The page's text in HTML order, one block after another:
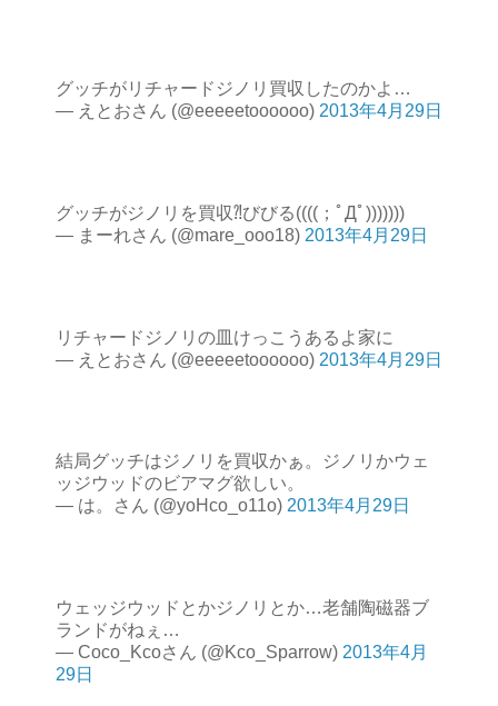
グッチがリチャードジノリ買収したのかよ…
— えとおさん (@eeeeetoooooo) 2013年4月29日
グッチがジノリを買収⁈びびる((((；ﾟДﾟ)))))))
— まーれさん (@mare_ooo18) 2013年4月29日
リチャードジノリの皿けっこうあるよ家に
— えとおさん (@eeeeetoooooo) 2013年4月29日
結局グッチはジノリを買収かぁ。ジノリかウェ
ッジウッドのビアマグ欲しい。
— は。さん (@yoHco_o11o) 2013年4月29日
ウェッジウッドとかジノリとか…老舗陶磁器ブ
ランドがねぇ…
— Coco_Kcoさん (@Kco_Sparrow) 2013年4月
29日